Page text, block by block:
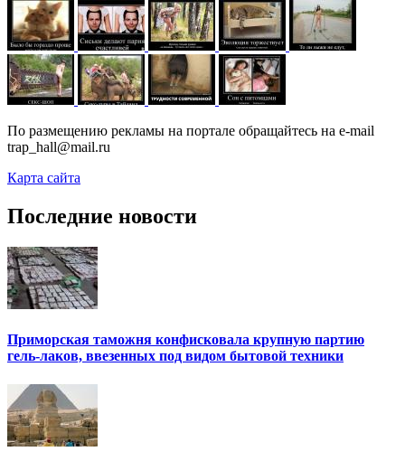
По размещению рекламы на портале обращайтесь на e-mail
trap_hall@mail.ru
Карта сайта
Последние новости
Приморская таможня конфисковала крупную партию
гель-лаков, ввезенных под видом бытовой техники